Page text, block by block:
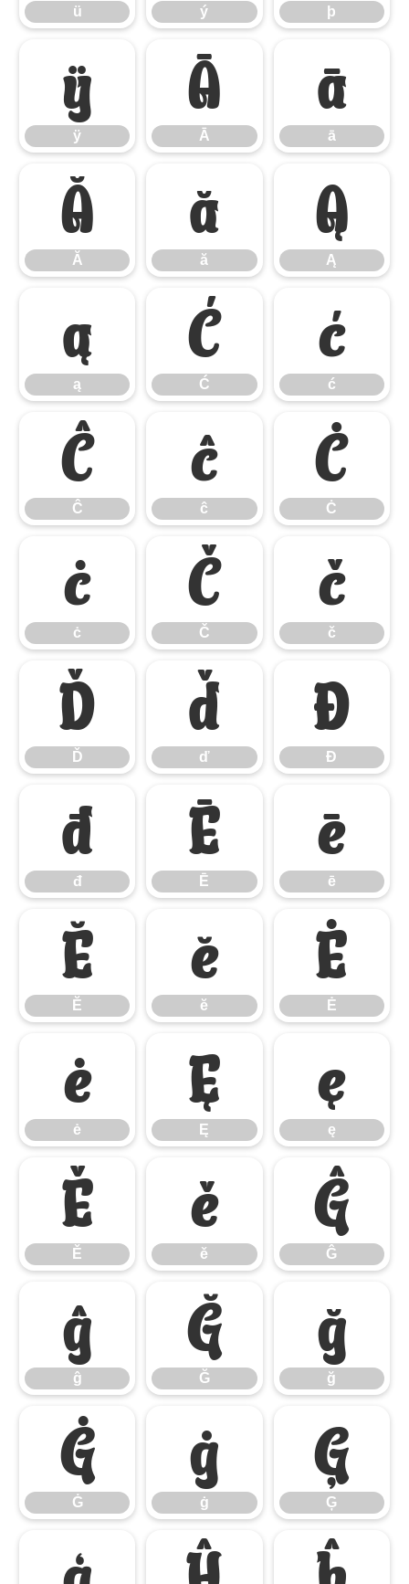
ü ý þ
ÿ
ÿ
Ā
Ā
ā
ā
Ă
Ă
ă
ă
Ą
Ą
ą
ą
Ć
Ć
ć
ć
Ĉ
Ĉ
ĉ
ĉ
Ċ
Ċ
ċ
ċ
Č
Č
č
č
Ď
Ď
ď
ď
Đ
Đ
đ
đ
Ē
Ē
ē
ē
Ĕ
Ĕ
ĕ
ĕ
Ė
Ė
ė
ė
Ę
Ę
ę
ę
Ě
Ě
ě
ě
Ĝ
Ĝ
ĝ
ĝ
Ğ
Ğ
ğ
ğ
Ġ
Ġ
ġ
ġ
Ģ
Ģ